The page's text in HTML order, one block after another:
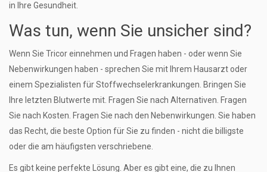
in Ihre Gesundheit.
Was tun, wenn Sie unsicher sind?
Wenn Sie Tricor einnehmen und Fragen haben - oder wenn Sie
Nebenwirkungen haben - sprechen Sie mit Ihrem Hausarzt oder
einem Spezialisten für Stoffwechselerkrankungen. Bringen Sie
Ihre letzten Blutwerte mit. Fragen Sie nach Alternativen. Fragen
Sie nach Kosten. Fragen Sie nach den Nebenwirkungen. Sie haben
das Recht, die beste Option für Sie zu finden - nicht die billigste
oder die am häufigsten verschriebene.
Es gibt keine perfekte Lösung. Aber es gibt eine, die zu Ihnen